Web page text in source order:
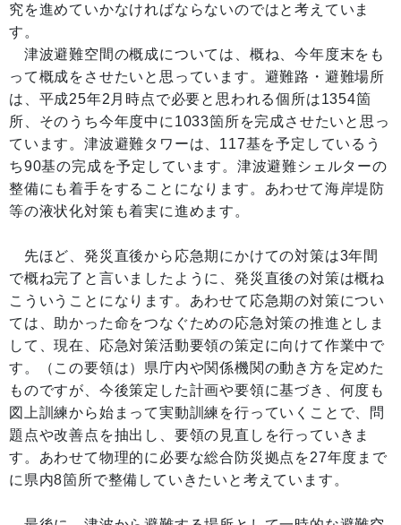
究を進めていかなければならないのではと考えていま
す。
津波避難空間の概成については、概ね、今年度末をも
って概成をさせたいと思っています。避難路・避難場所
は、平成25年2月時点で必要と思われる個所は1354箇
所、そのうち今年度中に1033箇所を完成させたいと思っ
ています。津波避難タワーは、117基を予定しているう
ち90基の完成を予定しています。津波避難シェルターの
整備にも着手をすることになります。あわせて海岸堤防
等の液状化対策も着実に進めます。
先ほど、発災直後から応急期にかけての対策は3年間
で概ね完了と言いましたように、発災直後の対策は概ね
こういうことになります。あわせて応急期の対策につい
ては、助かった命をつなぐための応急対策の推進としま
して、現在、応急対策活動要領の策定に向けて作業中で
す。（この要領は）県庁内や関係機関の動き方を定めた
ものですが、今後策定した計画や要領に基づき、何度も
図上訓練から始まって実動訓練を行っていくことで、問
題点や改善点を抽出し、要領の見直しを行っていきま
す。あわせて物理的に必要な総合防災拠点を27年度まで
に県内8箇所で整備していきたいと考えています。